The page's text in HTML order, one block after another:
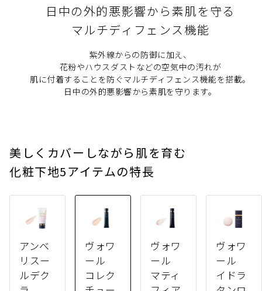
日中の外的悪影響から素肌を守る
マルチディフェンス機能
紫外線からの防御に加え、
花粉やハウスダストなどの空気中の汚れが
肌に付着することを防ぐマルチディフェンス機能を搭載。
日中の外的悪影響から素肌を守ります。
美しくカバーしながら肌を育む
化粧下地5アイテムの特長
アンベ
リスー
ルデク
ヴォワ
ール
コレク
ヴォワ
ール
マティ
ヴォワ
ール
イドラ